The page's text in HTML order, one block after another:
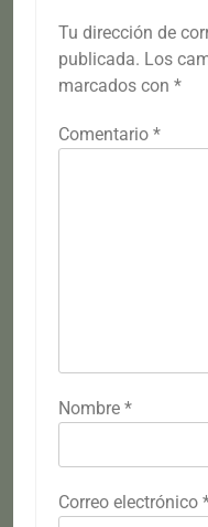
Tu dirección de
publicada. Los
marcados con *
Comentario *
Nombre *
Correo electrónico